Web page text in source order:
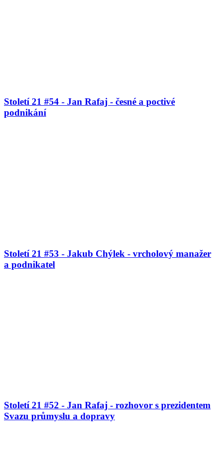
Století 21 #54 - Jan Rafaj - česné a poctivé
podnikání
Století 21 #53 - Jakub Chýlek - vrcholový manažer
a podnikatel
Století 21 #52 - Jan Rafaj - rozhovor s prezidentem
Svazu průmyslu a dopravy